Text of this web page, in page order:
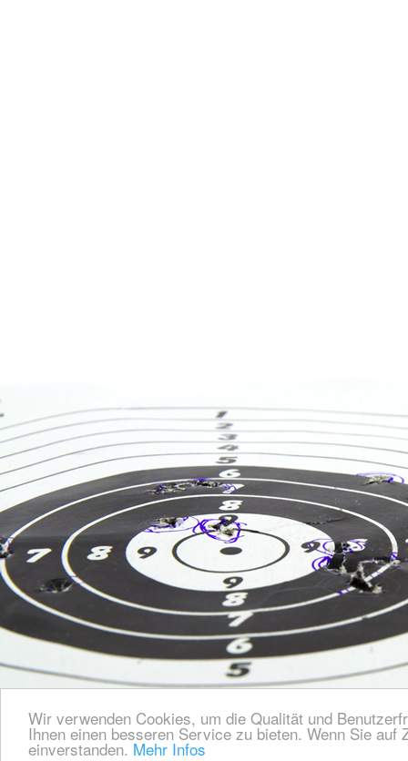
Wir verwenden Cookies, um die Qualität und
Ihnen einen besseren Service zu bieten. Wenn Sie
einverstanden. Mehr Infos